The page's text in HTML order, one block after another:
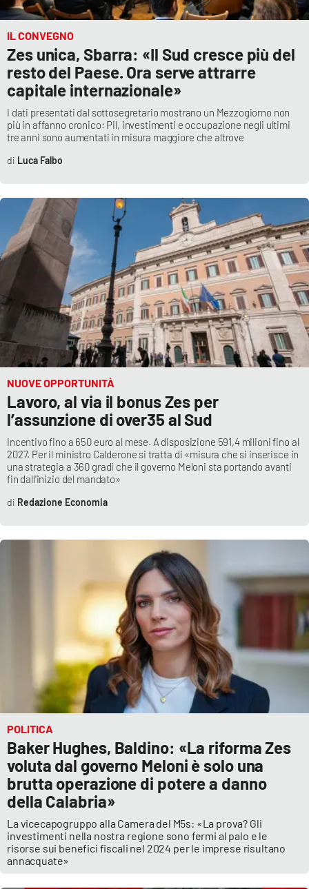
IL CONVEGNO
Zes unica, Sbarra: «Il Sud cresce più del
resto del Paese. Ora serve attrarre
capitale internazionale»
I dati presentati dal sottosegretario mostrano un Mezzogiorno non
più in affanno cronico: Pil, investimenti e occupazione negli ultimi
tre anni sono aumentati in misura maggiore che altrove
Luca Falbo
NUOVE OPPORTUNITÀ
Lavoro, al via il bonus Zes per
l’assunzione di over35 al Sud
Incentivo fino a 650 euro al mese. A disposizione 591,4 milioni fino al
2027. Per il ministro Calderone si tratta di «misura che si inserisce in
una strategia a 360 gradi che il governo Meloni sta portando avanti
fin dall'inizio del mandato»
Redazione Economia
POLITICA
Baker Hughes, Baldino: «La riforma Zes
voluta dal governo Meloni è solo una
brutta operazione di potere a danno
della Calabria»
La vicecapogruppo alla Camera del M5s: «La prova? Gli
investimenti nella nostra regione sono fermi al palo e le
risorse sui benefici fiscali nel 2024 per le imprese risultano
annacquate»